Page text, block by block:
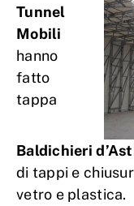
Tunnel
Mobili
hanno
fatto
tappa
Baldichieri
di tappi e
vetro e plastica.